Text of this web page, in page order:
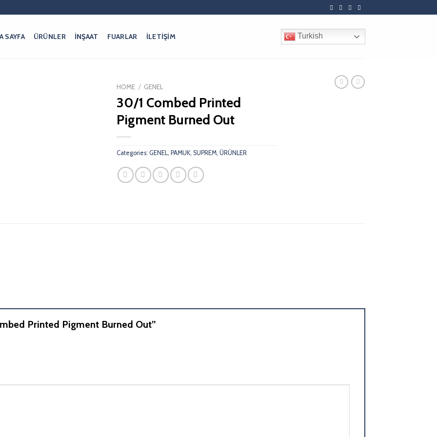
SAYFA ÜRÜNLER İNŞAAT FUARLAR İLETİŞİM Turkish
HOME / GENEL
30/1 Combed Printed
Pigment Burned Out
Categories: GENEL, PAMUK, SUPREM, ÜRÜNLER
Printed Pigment Burned Out”